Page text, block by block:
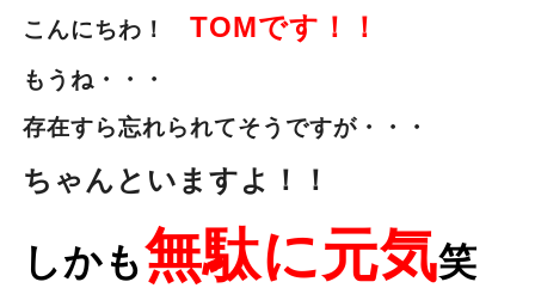
こんにちわ！ TOMです！！
もうね・・・
存在すら忘れられてそうですが・・・
ちゃんといますよ！！
しかも無駄に元気笑